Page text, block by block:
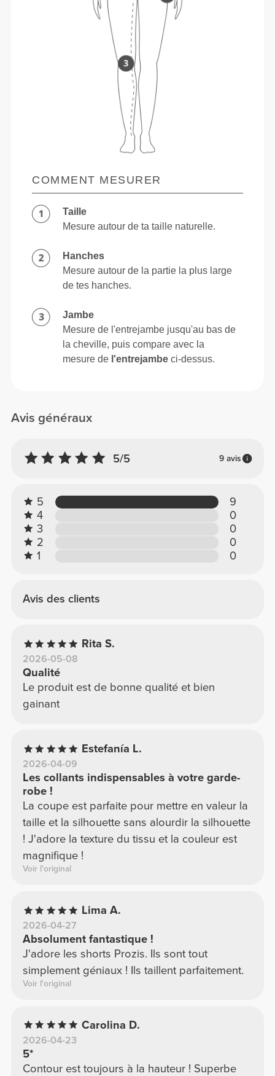
Avis généraux
5/5 9 avis
5
9
4
0
3
0
2
0
1
0
Avis des clients
Rita S.
2026-05-08
Qualité
Le produit est de bonne qualité et bien
gainant
Estefanía L.
2026-04-09
Les collants indispensables à votre garde-
robe !
La coupe est parfaite pour mettre en valeur la
taille et la silhouette sans alourdir la silhouette
! J'adore la texture du tissu et la couleur est
magnifique !
Voir l'original
Lima A.
2026-04-27
Absolument fantastique !
J'adore les shorts Prozis. Ils sont tout
simplement géniaux ! Ils taillent parfaitement.
Voir l'original
Carolina D.
2026-04-23
5*
Contour est toujours à la hauteur ! Superbe
COMMENT MESURER
Taille
Mesure autour de ta taille naturelle.
Hanches
Mesure autour de la partie la plus large
de tes hanches.
Jambe
Mesure de l'entrejambe jusqu'au bas de
la cheville, puis compare avec la
mesure de l'entrejambe ci-dessus.